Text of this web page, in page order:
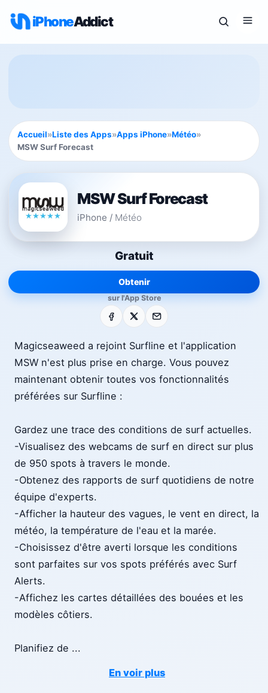
iPhoneAddict
Accueil»Liste des Apps»Apps iPhone»Météo»
MSW Surf Forecast
MSW Surf Forecast
iPhone / Météo
Gratuit
Obtenir
sur l'App Store
Facebook E-mail
Magicseaweed a rejoint Surfline et l'application
MSW n'est plus prise en charge. Vous pouvez
maintenant obtenir toutes vos fonctionnalités
préférées sur Surfline : ​
​Gardez une trace des conditions de surf actuelles.​
-Visualisez des webcams de surf en direct sur plus
de 950 spots à travers le monde.​
-Obtenez des rapports de surf quotidiens de notre
équipe d'experts.​
-Afficher la hauteur des vagues, le vent en direct, la
météo, la température de l'eau et la marée.​
-Choisissez d'être averti lorsque les conditions
sont parfaites sur vos spots préférés avec Surf
Alerts.​
-Affichez les cartes détaillées des bouées et les
modèles côtiers.​
​Planifiez de ...
En voir plus